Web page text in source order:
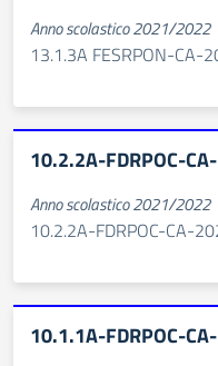
Anno scolastico 2021/2022
13.1.3A FESRPON-CA-
10.2.2A-FDRPOC-
Anno scolastico 2021/2022
10.2.2A-FDRPOC-CA-
10.1.1A-FDRPOC-